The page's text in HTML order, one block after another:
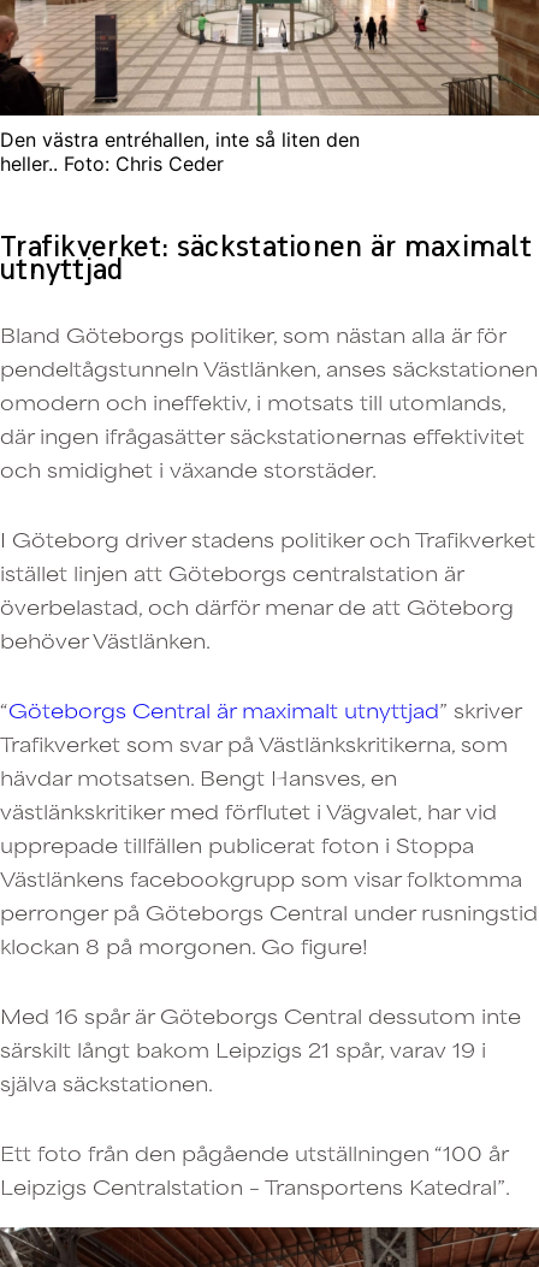
Den västra entréhallen, inte så liten den
heller.. Foto: Chris Ceder
Trafikverket: säckstationen är maximalt
utnyttjad
Bland Göteborgs politiker, som nästan alla är för
pendeltågstunneln Västlänken, anses säckstationen
omodern och ineffektiv, i motsats till utomlands,
där ingen ifrågasätter säckstationernas effektivitet
och smidighet i växande storstäder.
I Göteborg driver stadens politiker och Trafikverket
istället linjen att Göteborgs centralstation är
överbelastad, och därför menar de att Göteborg
behöver Västlänken.
“Göteborgs Central är maximalt utnyttjad” skriver
Trafikverket som svar på Västlänkskritikerna, som
hävdar motsatsen. Bengt Hansves, en
västlänkskritiker med förflutet i Vägvalet, har vid
upprepade tillfällen publicerat foton i Stoppa
Västlänkens facebookgrupp som visar folktomma
perronger på Göteborgs Central under rusningstid
klockan 8 på morgonen. Go figure!
Med 16 spår är Göteborgs Central dessutom inte
särskilt långt bakom Leipzigs 21 spår, varav 19 i
själva säckstationen.
Ett foto från den pågående utställningen “100 år
Leipzigs Centralstation – Transportens Katedral”.